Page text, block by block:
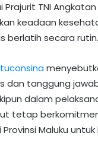
TNI
keadaan
berlatih secara rutin.
dan tanggung
dalam
tetap
Maluku